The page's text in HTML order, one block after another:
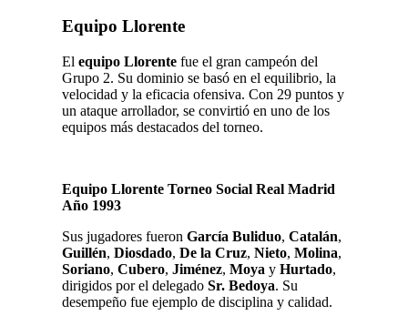
Equipo Llorente
El equipo Llorente fue el gran campeón del
Grupo 2. Su dominio se basó en el equilibrio, la
velocidad y la eficacia ofensiva. Con 29 puntos y
un ataque arrollador, se convirtió en uno de los
equipos más destacados del torneo.
Equipo Llorente Torneo Social Real Madrid
Año 1993
Sus jugadores fueron García Buliduo, Catalán,
Guillén, Diosdado, De la Cruz, Nieto, Molina,
Soriano, Cubero, Jiménez, Moya y Hurtado,
dirigidos por el delegado Sr. Bedoya. Su
desempeño fue ejemplo de disciplina y calidad.